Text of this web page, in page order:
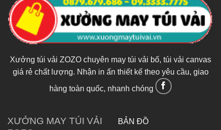
Xưởng túi vải ZOZO chuyên may túi vải bố, túi vải canvas
giá rẻ chất lượng. Nhận in ấn thiết kế theo yêu cầu, giao
hàng toàn quốc, nhanh chóng
XƯỞNG MAY TÚI VẢI
BẢN ĐỒ